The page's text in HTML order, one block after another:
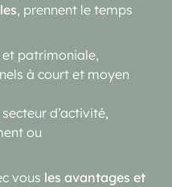
, prennent le temps
patrimoniale,
à court et moyen
d’activité,
ou
vous les avantages et